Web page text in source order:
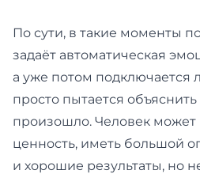
По сути, в такие моменты
задаёт автоматическая
а уже потом подключается
просто пытается объяснить
произошло. Человек
ценность, иметь большой
и хорошие результаты, но